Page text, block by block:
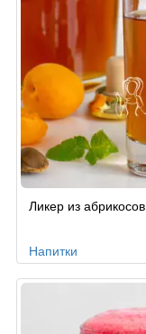
Ликер из абрикосов
Напитки